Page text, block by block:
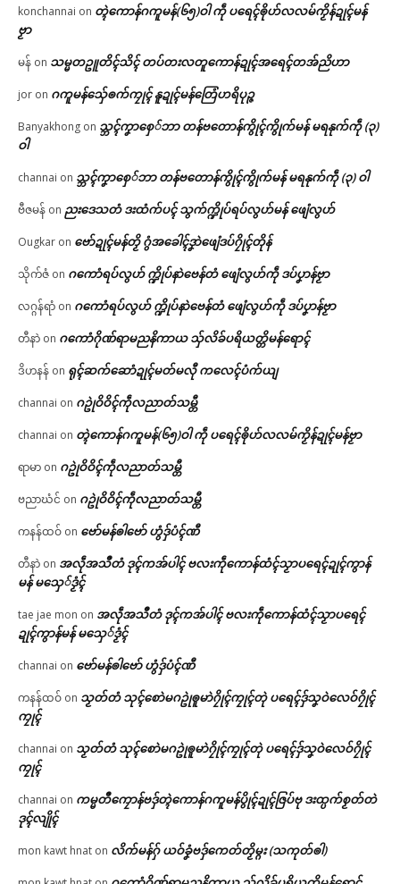
konchannai on တ္ၚဲကောန်ဂကူမန်(၆၅)ဝါ ကဵု ပရေၚ်ၜိုဟ်လလမ်ကၟိန်ဍုၚ်မန်
ဗၟာ
မန် on သမ္မတဥူတိၚ်သိၚ် တပ်တးလတူကောန်ဍုၚ်အရေၚ်တအ်ညိဟာ
jor on ဂကူမန်​သှ်ေၜက်ကၠုၚ် နူဍုၚ်မန်တြေံဟရိပုဉ္ဇ
Banyakhong on သ္ဘၚ်ကၞာစှေ်ဘာ တန်ဗတောန်ကွိုၚ်ကွိုက်မန် မရနုက်ကဵု (၃)
ဝါ
channai on သ္ဘၚ်ကၞာစှေ်ဘာ တန်ဗတောန်ကွိုၚ်ကွိုက်မန် မရနုက်ကဵု (၃) ဝါ
ဗီဇမန် on ညးဒေသတံ ဒးထံက်ပၚ် သွက်က္ဍိုပ်ရပ်လွဟ်မန် ဖျေံလွဟ်
Ougkar on ဗော်ဍုၚ်မန်တၟိ ဂွံအခေါၚ်ဒၞာဲဖျေံဒပ်ဂၠိုၚ်တိုန်
သိုက်ဇံ on ဂကောံရပ်လွဟ် က္ဍိုပ်နာဲဗေန်တံ ဖျေံလွဟ်ကဵု ဒပ်ပၞာန်ဗၟာ
လဂ္ဂန်ရာံ on ဂကောံရပ်လွဟ် က္ဍိုပ်နာဲဗေန်တံ ဖျေံလွဟ်ကဵု ဒပ်ပၞာန်ဗၟာ
တီနာဲ on ဂကောံဂိုဏ်ရာမညနိကာယ သှ်လိခ်ပရိယတ္တိမန်ရောၚ်
ဒိဟနန် on ရုၚ်ဆက်ဆောံဍုၚ်မတ်မလီု ကလေၚ်ပံက်ယျ
channai on ဂဥုဲဝိဝိၚ်ကဵုလညာတ်သမ္တီ
channai on တ္ၚဲကောန်ဂကူမန်(၆၅)ဝါ ကဵု ပရေၚ်ၜိုဟ်လလမ်ကၟိန်ဍုၚ်မန်ဗၟာ
ရာမာ on ဂဥုဲဝိဝိၚ်ကဵုလညာတ်သမ္တီ
ဗညာဃံင် on ဂဥုဲဝိဝိၚ်ကဵုလညာတ်သမ္တီ
ကနန်ထဝ် on ဗော်မန်ၜါဗော် ဟွံဒှ်ပံၚ်ဏီ
တီနာဲ on အလဵုအသဳတံ ဒုၚ်ကအ်ပါၚ် ဗလးကဵုကောန်ထံၚ်သၟာပရေၚ်ဍုၚ်ကွာန်
မန် မသှေ်ဒၟံၚ်
tae jae mon on အလဵုအသဳတံ ဒုၚ်ကအ်ပါၚ် ဗလးကဵုကောန်ထံၚ်သၟာပရေၚ်
ဍုၚ်ကွာန်မန် မသှေ်ဒၟံၚ်
channai on ဗော်မန်ၜါဗော် ဟွံဒှ်ပံၚ်ဏီ
ကနန်ထဝ် on သၟတ်တံ သုၚ်စောဲမဂဥုဲၜူမာဲဂၠိုၚ်ကၠုၚ်တုဲ ပရေၚ်ဒှ်သၞဝဲလေဝ်ဂၠိုၚ်
ကၠုၚ်
channai on သၟတ်တံ သုၚ်စောဲမဂဥုဲၜူမာဲဂၠိုၚ်ကၠုၚ်တုဲ ပရေၚ်ဒှ်သၞဝဲလေဝ်ဂၠိုၚ်
ကၠုၚ်
channai on ကမ္မတဳကၠောန်ဗဒှ်တ္ၚဲကောန်ဂကူမန်ပွိုၚ်ဍုၚ်ဇြပ်ဗု ဒးထ္ပက်စၟတ်တဲ
ဒုၚ်လျိုၚ်
mon kawt hnat on လိက်မန်ဂှ် ယဝ်ခၞံဗဒှ်ကေတ်တၟိမ္ဂး (သကုတ်ၜါ)